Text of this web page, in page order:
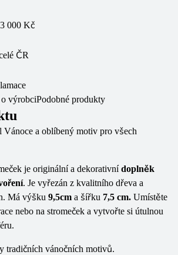
000 Kč
ČR
výrobciPodobné produkty
Vánoce a oblíbený motiv pro všech
je originální a dekorativnídoplněk
. Je vyřezán z kvalitního dřeva a
Má výšku 9,5cm a šířku 7,5 cm. Umístěte
nebo na stromeček a vytvořte si útulnou
tradičních vánočních motivů.